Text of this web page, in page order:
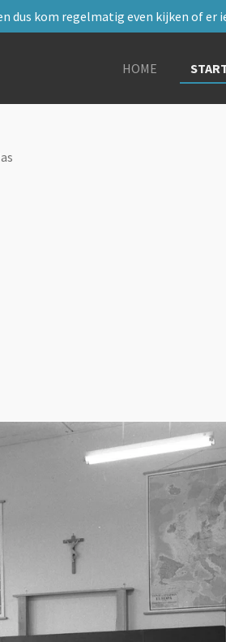
dus kom regelmatig even kijken of er
HOME